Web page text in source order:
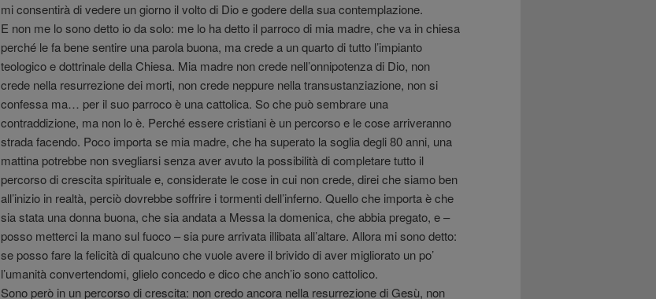
mi consentirà di vedere un giorno il volto di Dio e godere della sua contemplazione.
E non me lo sono detto io da solo: me lo ha detto il parroco di mia madre, che va in chiesa
perché le fa bene sentire una parola buona, ma crede a un quarto di tutto l’impianto
teologico e dottrinale della Chiesa. Mia madre non crede nell’onnipotenza di Dio, non
crede nella resurrezione dei morti, non crede neppure nella transustanziazione, non si
confessa ma… per il suo parroco è una cattolica. So che può sembrare una
contraddizione, ma non lo è. Perché essere cristiani è un percorso e le cose arriveranno
strada facendo. Poco importa se mia madre, che ha superato la soglia degli 80 anni, una
mattina potrebbe non svegliarsi senza aver avuto la possibilità di completare tutto il
percorso di crescita spirituale e, considerate le cose in cui non crede, direi che siamo ben
all’inizio in realtà, perciò dovrebbe soffrire i tormenti dell’inferno. Quello che importa è che
sia stata una donna buona, che sia andata a Messa la domenica, che abbia pregato, e –
posso metterci la mano sul fuoco – sia pure arrivata illibata all’altare. Allora mi sono detto:
se posso fare la felicità di qualcuno che vuole avere il brivido di aver migliorato un po’
l’umanità convertendomi, glielo concedo e dico che anch’io sono cattolico.
Sono però in un percorso di crescita: non credo ancora nella resurrezione di Gesù, non